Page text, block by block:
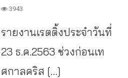
3943
รายงานเรตติ้งประจำวันที่
23 ธ.ค.2563 ช่วงก่อนเท
ศกาลคริส […]